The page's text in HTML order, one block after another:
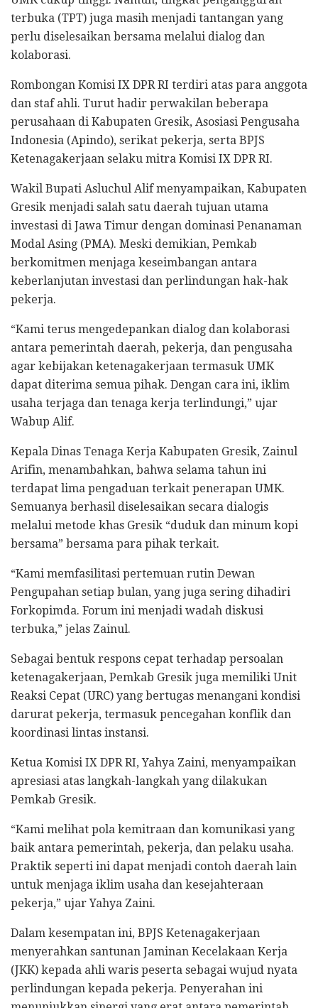
terbuka (TPT) juga masih menjadi tantangan yang
perlu diselesaikan bersama melalui dialog dan
kolaborasi.
Rombongan Komisi IX DPR RI terdiri atas para anggota
dan staf ahli. Turut hadir perwakilan beberapa
perusahaan di Kabupaten Gresik, Asosiasi Pengusaha
Indonesia (Apindo), serikat pekerja, serta BPJS
Ketenagakerjaan selaku mitra Komisi IX DPR RI.
Wakil Bupati Asluchul Alif menyampaikan, Kabupaten
Gresik menjadi salah satu daerah tujuan utama
investasi di Jawa Timur dengan dominasi Penanaman
Modal Asing (PMA). Meski demikian, Pemkab
berkomitmen menjaga keseimbangan antara
keberlanjutan investasi dan perlindungan hak-hak
pekerja.
“Kami terus mengedepankan dialog dan kolaborasi
antara pemerintah daerah, pekerja, dan pengusaha
agar kebijakan ketenagakerjaan termasuk UMK
dapat diterima semua pihak. Dengan cara ini, iklim
usaha terjaga dan tenaga kerja terlindungi,” ujar
Wabup Alif.
Kepala Dinas Tenaga Kerja Kabupaten Gresik, Zainul
Arifin, menambahkan, bahwa selama tahun ini
terdapat lima pengaduan terkait penerapan UMK.
Semuanya berhasil diselesaikan secara dialogis
melalui metode khas Gresik “duduk dan minum kopi
bersama” bersama para pihak terkait.
“Kami memfasilitasi pertemuan rutin Dewan
Pengupahan setiap bulan, yang juga sering dihadiri
Forkopimda. Forum ini menjadi wadah diskusi
terbuka,” jelas Zainul.
Sebagai bentuk respons cepat terhadap persoalan
ketenagakerjaan, Pemkab Gresik juga memiliki Unit
Reaksi Cepat (URC) yang bertugas menangani kondisi
darurat pekerja, termasuk pencegahan konflik dan
koordinasi lintas instansi.
Ketua Komisi IX DPR RI, Yahya Zaini, menyampaikan
apresiasi atas langkah-langkah yang dilakukan
Pemkab Gresik.
“Kami melihat pola kemitraan dan komunikasi yang
baik antara pemerintah, pekerja, dan pelaku usaha.
Praktik seperti ini dapat menjadi contoh daerah lain
untuk menjaga iklim usaha dan kesejahteraan
pekerja,” ujar Yahya Zaini.
Dalam kesempatan ini, BPJS Ketenagakerjaan
menyerahkan santunan Jaminan Kecelakaan Kerja
(JKK) kepada ahli waris peserta sebagai wujud nyata
perlindungan kepada pekerja. Penyerahan ini